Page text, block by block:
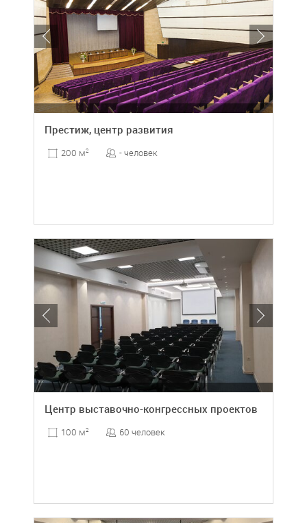
Престиж, центр развития
200 м2 - человек
Центр выставочно-конгрессных проектов
100 м2 60 человек